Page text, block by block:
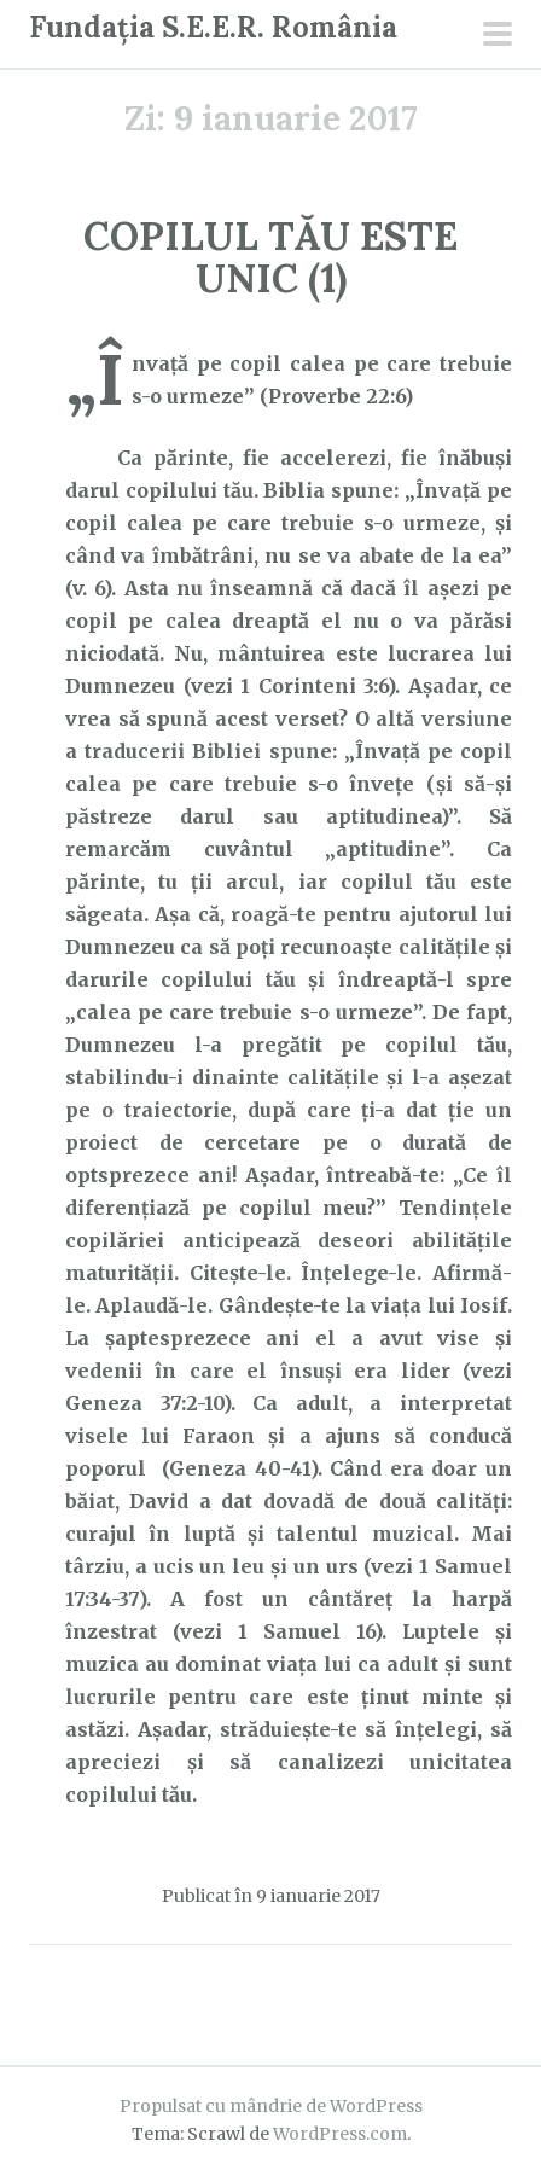
Fundația S.E.E.R. România
Zi: 9 ianuarie 2017
COPILUL TĂU ESTE
UNIC (1)
„Î nvaţă pe copil calea pe care trebuie
s-o urmeze” (Proverbe 22:6)
Ca părinte, fie accelerezi, fie înăbuși
darul copilului tău. Biblia spune: „Învaţă pe
copil calea pe care trebuie s-o urmeze, şi
când va îmbătrâni, nu se va abate de la ea”
(v. 6). Asta nu înseamnă că dacă îl așezi pe
copil pe calea dreaptă el nu o va părăsi
niciodată. Nu, mântuirea este lucrarea lui
Dumnezeu (vezi 1 Corinteni 3:6). Așadar, ce
vrea să spună acest verset? O altă versiune
a traducerii Bibliei spune: „Învață pe copil
calea pe care trebuie s-o învețe (și să-și
păstreze darul sau aptitudinea)”. Să
remarcăm cuvântul „aptitudine”. Ca
părinte, tu ții arcul, iar copilul tău este
săgeata. Așa că, roagă-te pentru ajutorul lui
Dumnezeu ca să poți recunoaște calitățile și
darurile copilului tău și îndreaptă-l spre
„calea pe care trebuie s-o urmeze”. De fapt,
Dumnezeu l-a pregătit pe copilul tău,
stabilindu-i dinainte calitățile și l-a așezat
pe o traiectorie, după care ți-a dat ție un
proiect de cercetare pe o durată de
optsprezece ani! Așadar, întreabă-te: „Ce îl
diferențiază pe copilul meu?” Tendințele
copilăriei anticipează deseori abilitățile
maturității. Citește-le. Înțelege-le. Afirmă-
le. Aplaudă-le. Gândește-te la viața lui Iosif.
La șaptesprezece ani el a avut vise și
vedenii în care el însuși era lider (vezi
Geneza 37:2-10). Ca adult, a interpretat
visele lui Faraon și a ajuns să conducă
poporul (Geneza 40-41). Când era doar un
băiat, David a dat dovadă de două calități:
curajul în luptă și talentul muzical. Mai
târziu, a ucis un leu și un urs (vezi 1 Samuel
17:34-37). A fost un cântăreț la harpă
înzestrat (vezi 1 Samuel 16). Luptele și
muzica au dominat viața lui ca adult și sunt
lucrurile pentru care este ținut minte și
astăzi. Așadar, străduiește-te să înțelegi, să
apreciezi și să canalizezi unicitatea
copilului tău.
Publicat în 9 ianuarie 2017
Propulsat cu mândrie de WordPress
Tema: Scrawl deWordPress.com.